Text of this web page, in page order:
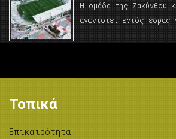
Η ομάδα της Ζακύνθου
αγωνιστεί εντός έδρας
Τοπικά
Επικαιρότητα